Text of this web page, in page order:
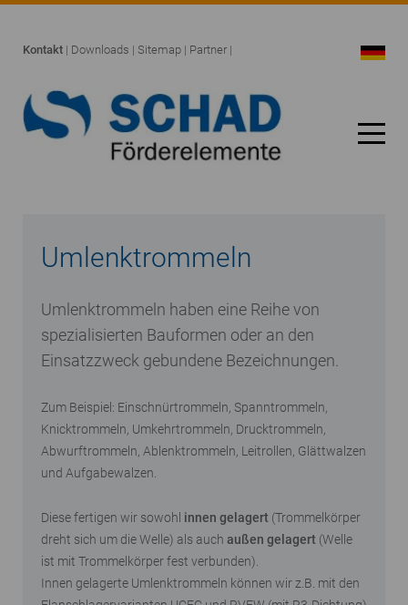
Kontakt | Downloads | Sitemap | Partner |
Umlenktrommeln
Umlenktrommeln haben eine Reihe von
spezialisierten Bauformen oder an den
Einsatzzweck gebundene Bezeichnungen.
Zum Beispiel: Einschnürtrommeln, Spanntrommeln,
Knicktrommeln, Umkehrtrommeln, Drucktrommeln,
Abwurftrommeln, Ablenktrommeln, Leitrollen, Glättwalzen
und Aufgabewalzen.
Diese fertigen wir sowohl innen gelagert (Trommelkörper
dreht sich um die Welle) als auch außen gelagert (Welle
ist mit Trommelkörper fest verbunden).
Innen gelagerte Umlenktrommeln können wir z.B. mit den